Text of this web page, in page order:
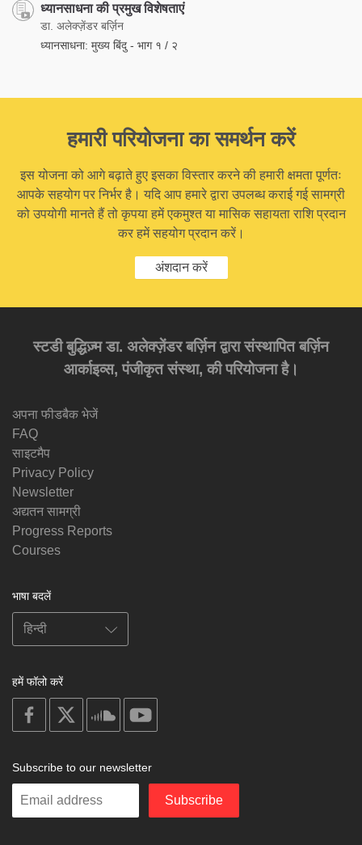
ध्यानसाधना की प्रमुख विशेषताएं
डा. अलेक्ज़ेंडर बर्ज़िन
ध्यानसाधना: मुख्य बिंदु - भाग १ / २
हमारी परियोजना का समर्थन करें
इस योजना को आगे बढ़ाते हुए इसका विस्तार करने की हमारी क्षमता पूर्णतः
आपके सहयोग पर निर्भर है। यदि आप हमारे द्वारा उपलब्ध कराई गई सामग्री
को उपयोगी मानते हैं तो कृपया हमें एकमुश्त या मासिक सहायता राशि प्रदान
कर हमें सहयोग प्रदान करें।
अंशदान करें
स्टडी बुद्धिज़्म डा. अलेक्ज़ेंडर बर्ज़िन द्वारा संस्थापित बर्ज़िन
आर्काइव्स, पंजीकृत संस्था, की परियोजना है।
अपना फीडबैक भेजें
FAQ
साइटमैप
Privacy Policy
Newsletter
अद्यतन सामग्री
Progress Reports
Courses
भाषा बदलें
हमें फॉलो करें
on
facebook
soundcloud
Subscribe to our newsletter
Enter
Subscribe